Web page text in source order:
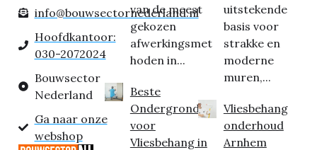
info@bouwsectornederland.nl
Hoofdkantoor:
030-2072024
Bouwsector
Nederland
Ga naar onze
webshop
van de meest
gekozen
afwerkingsmet
hoden in...
Beste
Ondergrond
voor
Vliesbehang in
uitstekende
basis voor
strakke en
moderne
muren,...
Vliesbehang
onderhoud
Arnhem